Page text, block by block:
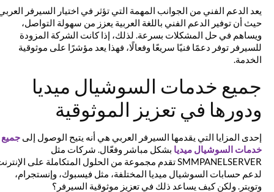
يعد الدعم الفني من الجوانب المهمة التي تؤثر في اختيار السيرفر العربي.
حيث أن توفير الدعم الفني باللغة العربية يعزز من سهولة التواصل،
ويساهم في حل المشكلات بسرعة. لذلك، إذا كانت الشركة المزودة
للسيرفر توفر دعمًا فنيًا سريعًا وفعالًا، فهذا يعد مؤشرًا على موثوقية
الخدمة.
جميع خدمات السوشيال ميديا
ودورها في تعزيز الموثوقية
إحدى المزايا التي يقدمها السيرفر العربي هي أنه يتيح الوصول إلىجميع
خدمات السوشيال ميديابشكل مباشر وفعّال. شركات مثل
SMMPANELSERVER تقدم مجموعة من الحلول المتكاملة على الإنترنت
لدعم حسابات السوشيال ميديا المختلفة، مثل فيسبوك، وإنستجرام،
وتويتر. ولكن كيف يساعد ذلك في تعزيز موثوقية السيرفر؟